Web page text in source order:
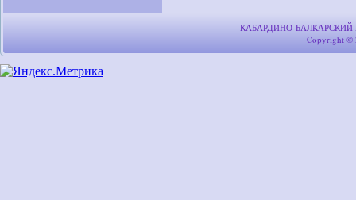
КАБАРДИНО-
Copyright ©